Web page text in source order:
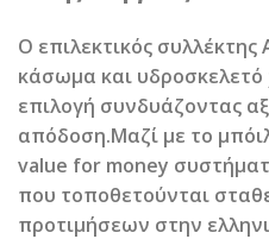
Ο επιλεκτικός
κάσωμα και υδροσκελετό
επιλογή συνδυάζοντας
απόδοση.Μαζί με το
value for money
που τοποθετούνται
προτιμήσεων στην